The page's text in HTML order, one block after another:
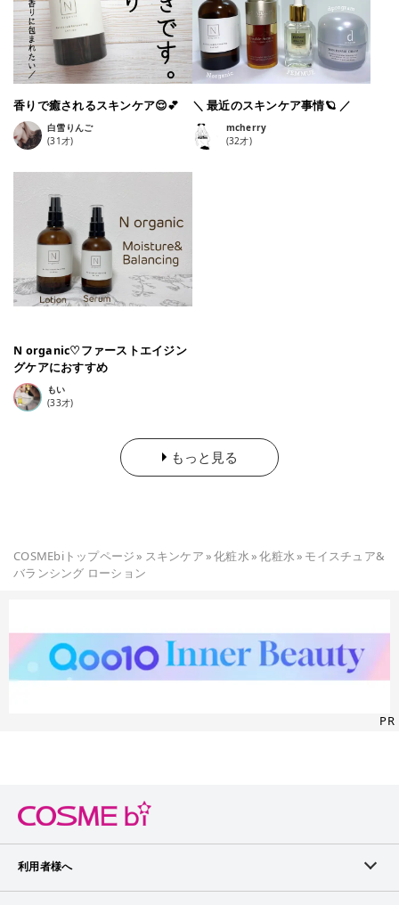
香りで癒されるスキンケア😌💕
白雪りんご
(31才)
＼ 最近のスキンケア事情🪐 ／
mcherry
(32才)
N organic♡ファーストエイジン
グケアにおすすめ
もい
(33才)
もっと見る
COSMEbiトップページ» スキンケア»化粧水»化粧水» モイスチュア&
バランシング ローション
PR
利用者様へ